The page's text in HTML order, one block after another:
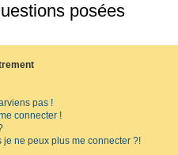
posées
pas !
connecter !
ne peux plus me connecter ?!